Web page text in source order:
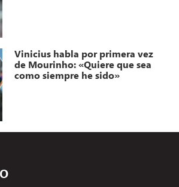
Vinicius habla por primera vez
de Mourinho: «Quiere que sea
como siempre he sido»